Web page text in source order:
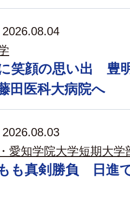
2026.08.04
笑顔の思い出 豊
田医科大病院へ
2026.08.03
愛知学院大学短期大学
も真剣勝負 日進